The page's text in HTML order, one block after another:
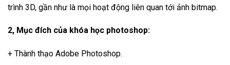
trình 3D, gần như là mọi hoạt động liên quan tới ảnh bitmap.
2, Mục đích của khóa học photoshop:
+ Thành thạo Adobe Photoshop.